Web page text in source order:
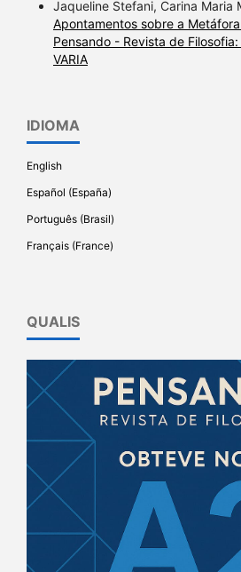
Jaqueline Stefani, Carina Maria
Apontamentos sobre a
Pensando - Revista de
VARIA
IDIOMA
English
Español (España)
Português (Brasil)
Français (France)
QUALIS